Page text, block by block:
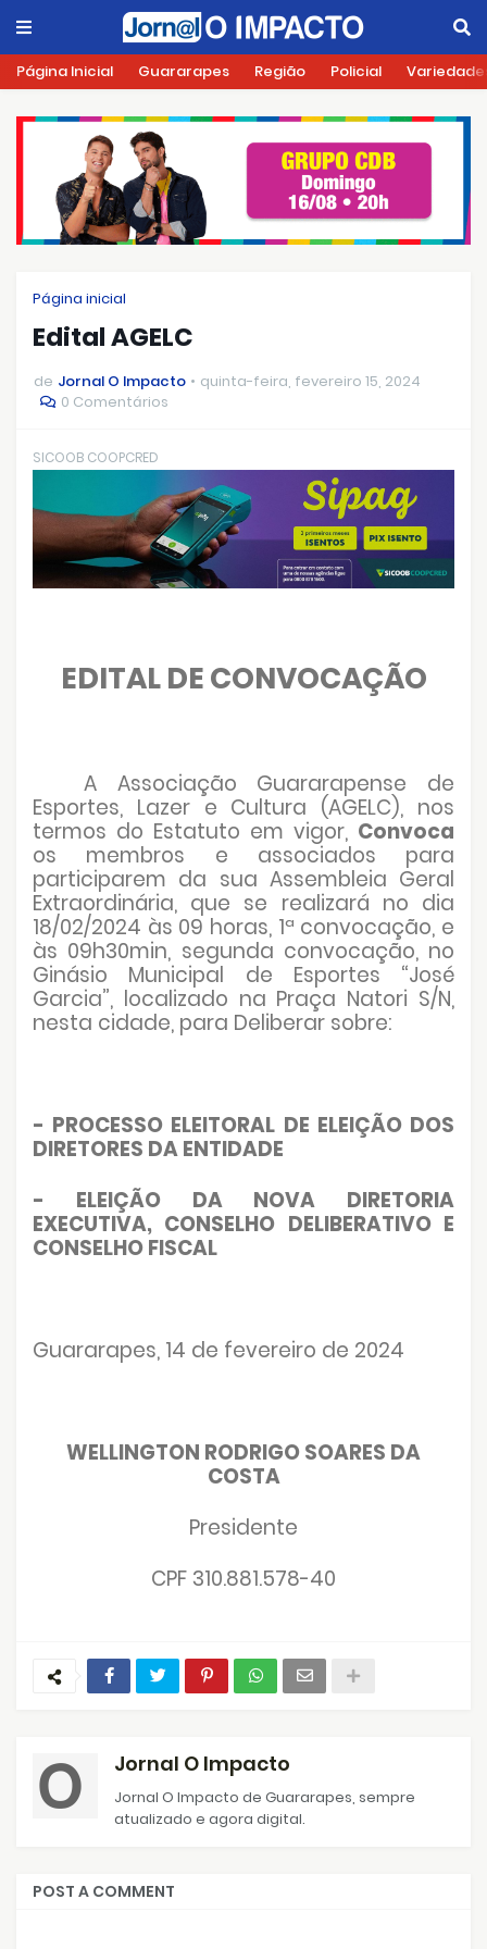
Página Inicial Guararapes Região Policial
Página inicial
Edital AGELC
de Jornal O Impacto
quinta-feira, fevereiro 15, 2024
0 Comentários
SICOOB COOPCRED
EDITAL DE CONVOCAÇÃO
A Associação Guararapense de
Esportes, Lazer e Cultura (AGELC), nos
termos do Estatuto em vigor, Convoca
os membros e associados para
participarem da sua Assembleia Geral
Extraordinária, que se realizará no dia
18/02/2024 às 09 horas, 1ª convocação, e
às 09h30min, segunda convocação, no
Ginásio Municipal de Esportes “José
Garcia”, localizado na Praça Natori S/N,
nesta cidade, para Deliberar sobre:
- PROCESSO ELEITORAL DE ELEIÇÃO DOS
DIRETORES DA ENTIDADE
- ELEIÇÃO DA NOVA DIRETORIA
EXECUTIVA, CONSELHO DELIBERATIVO E
CONSELHO FISCAL
Guararapes, 14 de fevereiro de 2024
WELLINGTON RODRIGO SOARES DA
COSTA
Presidente
CPF 310.881.578-40
Jornal O Impacto
Jornal O Impacto de Guararapes, sempre
atualizado e agora digital.
POST A COMMENT